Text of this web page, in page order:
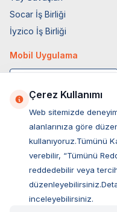
Socar İş Birliği
İyzico İş Birliği
Mobil Uygulama
Müşteri Hizmetleri
Çerez Kullanımı
Web sitemizde
alanlarınıza göre
kullanıyoruz.Tümünü
verebilir, “Tümünü
reddedebilir veya
inceleyebilirsiniz.